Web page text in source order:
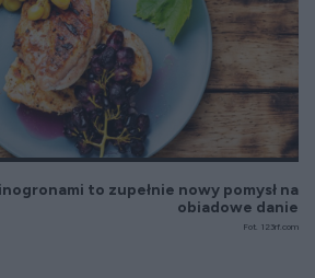
to zupełnie nowy pomysł na
obiadowe danie
Fot. 123rf.com